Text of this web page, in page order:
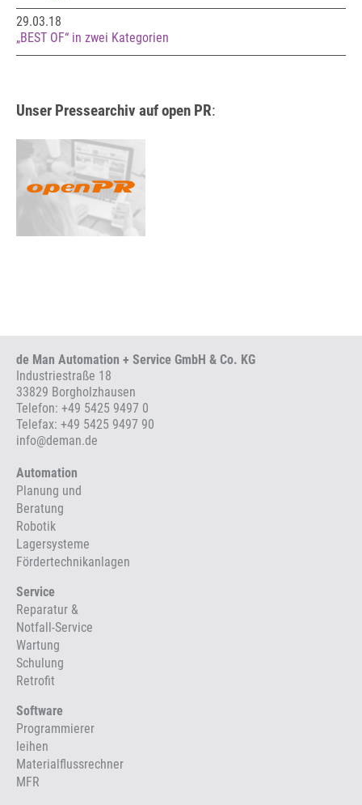
29.03.18
„BEST OF“ in zwei Kategorien
Unser Pressearchiv auf open PR:
de Man Automation + Service GmbH & Co. KG
Industriestraße 18
33829 Borgholzhausen
Telefon: +49 5425 9497 0
Telefax: +49 5425 9497 90
info@deman.de
Automation
Planung und
Beratung
Robotik
Lagersysteme
Fördertechnikanlagen
Service
Reparatur &
Notfall-Service
Wartung
Schulung
Retrofit
Software
Programmierer
leihen
Materialflussrechner
MFR